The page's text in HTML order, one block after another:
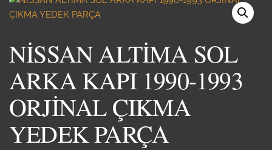
ORJİNAL ÇIKMA YEDEK
PARÇA
ORJİNAL ÇIKMA YEDEK
PARÇA
NİSSAN ALTİMA SOL
ARKA KAPI 1990-1993
ORJİNAL ÇIKMA
YEDEK PARÇA